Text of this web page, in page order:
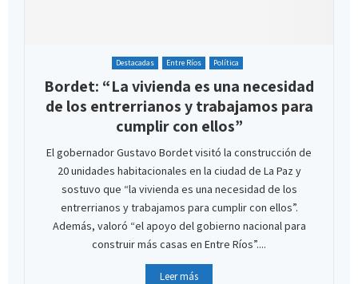
Destacadas Entre Ríos Política
Bordet: “La vivienda es una necesidad
de los entrerrianos y trabajamos para
cumplir con ellos”
El gobernador Gustavo Bordet visitó la construcción de
20 unidades habitacionales en la ciudad de La Paz y
sostuvo que “la vivienda es una necesidad de los
entrerrianos y trabajamos para cumplir con ellos”.
Además, valoró “el apoyo del gobierno nacional para
construir más casas en Entre Ríos”....
Leer más